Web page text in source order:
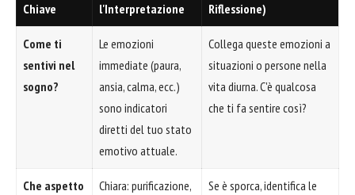
Chiave
l'Interpretazione
Riflessione)
Come ti
sentivi nel
sogno?
Le emozioni
immediate (paura,
ansia, calma, ecc.)
sono indicatori
diretti del tuo stato
emotivo attuale.
Collega queste emozioni a
situazioni o persone nella
vita diurna. C'è qualcosa
che ti fa sentire così?
Che aspetto
Chiara: purificazione,
Se è sporca, identifica le